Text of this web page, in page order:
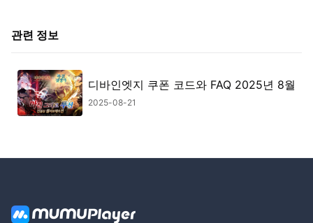
관련 정보
디바인엣지 쿠폰 코드와 FAQ 2025년 8월
2025-08-21